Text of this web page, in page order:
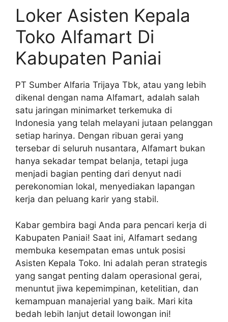
Loker Asisten Kepala
Toko Alfamart Di
Kabupaten Paniai
PT Sumber Alfaria Trijaya Tbk, atau yang lebih
dikenal dengan nama Alfamart, adalah salah
satu jaringan minimarket terkemuka di
Indonesia yang telah melayani jutaan pelanggan
setiap harinya. Dengan ribuan gerai yang
tersebar di seluruh nusantara, Alfamart bukan
hanya sekadar tempat belanja, tetapi juga
menjadi bagian penting dari denyut nadi
perekonomian lokal, menyediakan lapangan
kerja dan peluang karir yang stabil.
Kabar gembira bagi Anda para pencari kerja di
Kabupaten Paniai! Saat ini, Alfamart sedang
membuka kesempatan emas untuk posisi
Asisten Kepala Toko. Ini adalah peran strategis
yang sangat penting dalam operasional gerai,
menuntut jiwa kepemimpinan, ketelitian, dan
kemampuan manajerial yang baik. Mari kita
bedah lebih lanjut detail lowongan ini!